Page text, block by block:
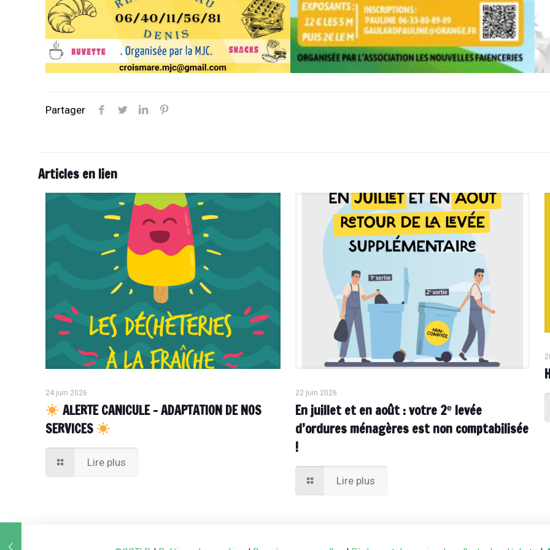
Partager
Articles en lien
24 juin 2026
ALERTE CANICULE – ADAPTATION DE NOS
SERVICES
Lire plus
22 juin 2026
En juillet et en août : votre 2ᵉ levée
d’ordures ménagères est non comptabilisée
!
Lire plus